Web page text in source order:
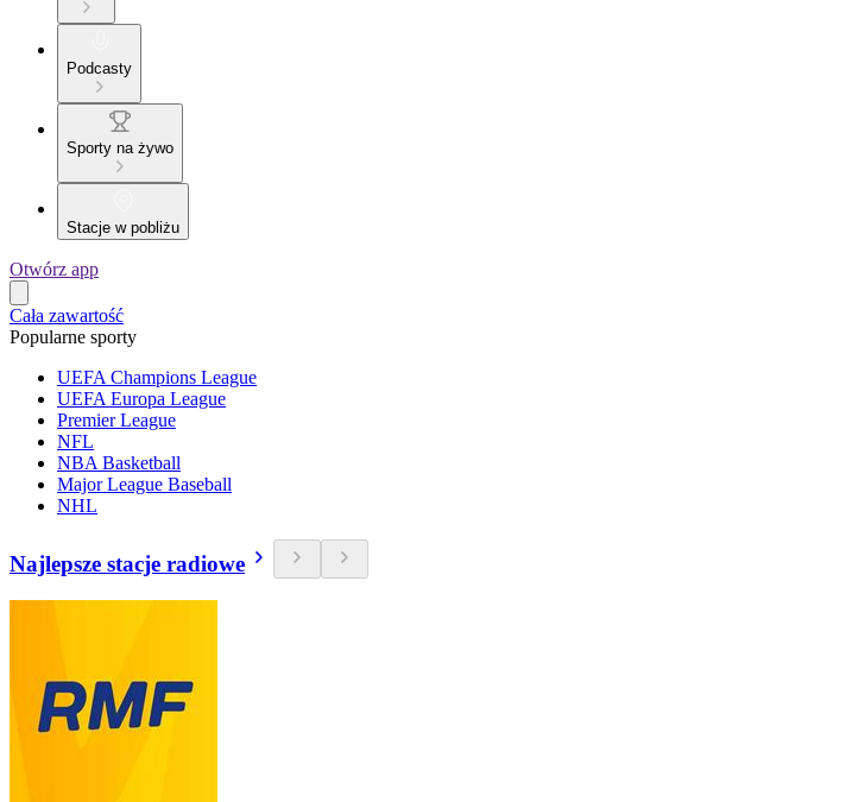
Podcasty
Sporty na żywo
Stacje w pobliżu
Otwórz app
Cała zawartość
Popularne sporty
UEFA Champions League
UEFA Europa League
Premier League
NFL
NBA Basketball
Major League Baseball
NHL
Najlepsze stacje radiowe